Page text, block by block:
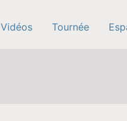
Vidéos Tournée